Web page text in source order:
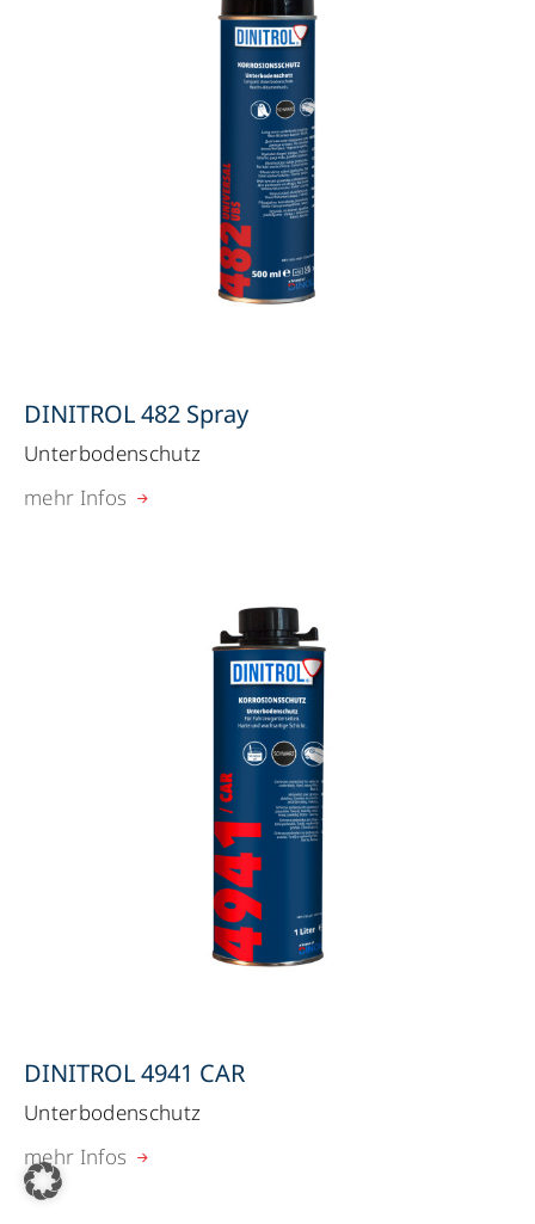
DINITROL 482 Spray
Unterbodenschutz
mehr Infos
DINITROL 4941 CAR
Unterbodenschutz
mehr Infos